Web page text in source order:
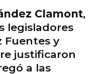
Clamont,
legisladores
Fuentes y
justificaron
a las